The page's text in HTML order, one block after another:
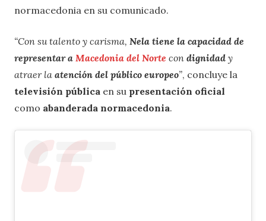
normacedonia en su comunicado.
“Con su talento y carisma, Nela tiene la capacidad de
representar a Macedonia del Norte con dignidad y
atraer la atención del público europeo”, concluye la
televisión pública en su presentación oficial
como abanderada normacedonia.